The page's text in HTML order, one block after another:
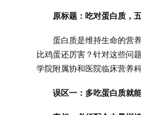
原标题：吃对蛋白质，
蛋白质是维持生命的营
比鸡蛋还厉害？针对这些问
学院附属协和医院临床营养
误区一：多吃蛋白质就